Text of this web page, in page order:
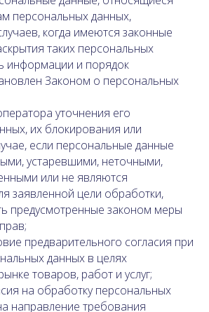
персональных данных,
когда имеются законные
таких персональных
информации и порядок
Законом о персональных
уточнения его
их блокирования или
если персональные данные
устаревшими, неточными,
или не являются
заявленной цели обработки,
предусмотренные законом меры
предварительного согласия при
данных в целях
товаров, работ и услуг;
на обработку персональных
направление требования